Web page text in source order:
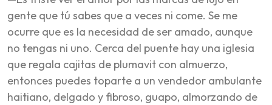
gente que tú sabes que a veces ni come. Se me
ocurre que es la necesidad de ser amado, aunque
no tengas ni uno. Cerca del puente hay una iglesia
que regala cajitas de plumavit con almuerzo,
entonces puedes toparte a un vendedor ambulante
haitiano, delgado y fibroso, guapo, almorzando de